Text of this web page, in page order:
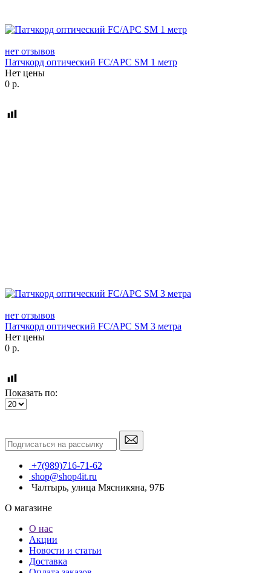
нет отзывов
Патчкорд оптический FC/APC SM 1 метр
Нет цены
0 р.
нет отзывов
Патчкорд оптический FC/APC SM 3 метра
Нет цены
0 р.
Показать по:
+7(989)716-71-62
shop@shop4it.ru
Чалтырь, улица Мясникяна, 97Б
О магазине
О нас
Акции
Новости и статьи
Доставка